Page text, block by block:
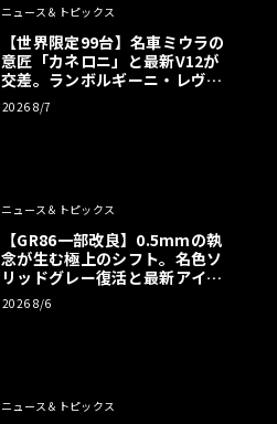
ニュース＆トピックス
【世界限定99台】名車ミウラの
意匠「カネロニ」と最新V12が
交差。ランボルギーニ・レヴエ
ルトに60周年記念車が登場
2026 8/7
ニュース＆トピックス
【GR86一部改良】0.5mmの執
念が生む極上のシフト。名色ソ
リッドグレー復活と最新アイサ
イトでFRの極みへ
2026 8/6
ニュース＆トピックス